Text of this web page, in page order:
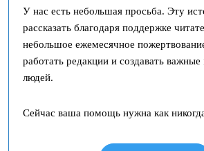
У нас есть небольшая просьба. Эту
рассказать благодаря поддержке
небольшое ежемесячное
работать редакции и создавать
людей.
Сейчас ваша помощь нужна как